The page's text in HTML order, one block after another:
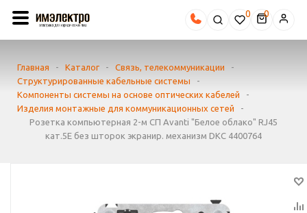
0
Главная - Каталог - Связь, телекоммуникации
-
Структурированные кабельные системы
-
Компоненты системы на основе оптических кабелей
-
Изделия монтажные для коммуникационных сетей
-
Розетка компьютерная 2-м СП Avanti "Белое облако" RJ45
кат.5E без шторок экранир. механизм DKC 4400764